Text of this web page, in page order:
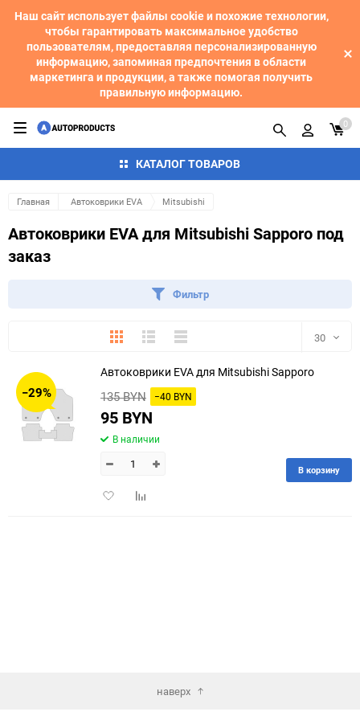
Наш сайт использует файлы cookie и похожие технологии,
чтобы гарантировать максимальное удобство
пользователям, предоставляя персонализированную
информацию, запоминая предпочтения в области
маркетинга и продукции, а также помогая получить
правильную информацию.
КАТАЛОГ ТОВАРОВ
0
Главная Автоковрики EVA Mitsubishi
Автоковрики EVA для Mitsubishi Sapporo под
заказ
Фильтр
ПлиткаПодробноКомпактно 30
30
150
−29%
Автоковрики EVA для Mitsubishi Sapporo
135 BYN −40 BYN
95 BYN
В наличии
ДобавитьДобавить
В корзину
наверх